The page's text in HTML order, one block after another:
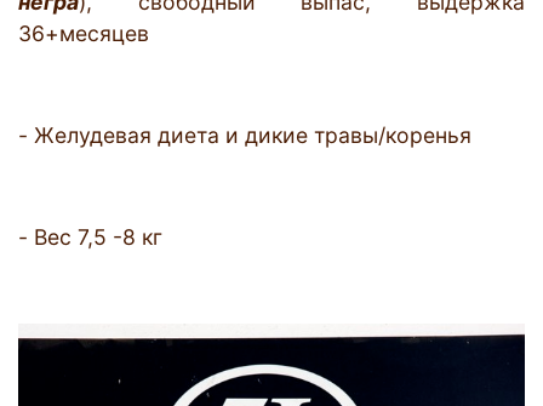
36+месяцев
- Желудевая диета и дикие травы/коренья
- Вес 7,5 -8 кг